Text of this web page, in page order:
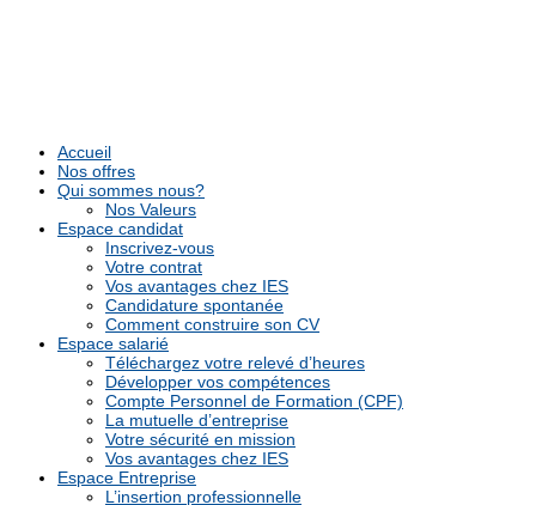
Accueil
Nos offres
Qui sommes nous?
Nos Valeurs
Espace candidat
Inscrivez-vous
Votre contrat
Vos avantages chez IES
Candidature spontanée
Comment construire son CV
Espace salarié
Téléchargez votre relevé d’heures
Développer vos compétences
Compte Personnel de Formation (CPF)
La mutuelle d’entreprise
Votre sécurité en mission
Vos avantages chez IES
Espace Entreprise
L’insertion professionnelle